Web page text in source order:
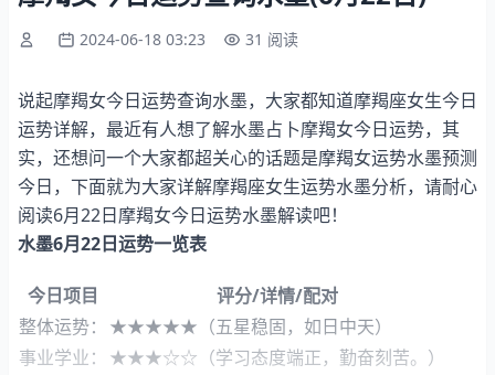
2024-06-18 03:23 31 阅读
说起摩羯女今日运势查询水墨，大家都知道摩羯座女生今日
运势详解，最近有人想了解水墨占卜摩羯女今日运势，其
实，还想问一个大家都超关心的话题是摩羯女运势水墨预测
今日，下面就为大家详解摩羯座女生运势水墨分析，请耐心
阅读6月22日摩羯女今日运势水墨解读吧！
水墨6月22日运势一览表
今日项目
评分/详情/配对
整体运势：
★★★★★（五星稳固，如日中天）
事业学业：
★★★☆☆（学习态度端正，勤奋刻苦。）